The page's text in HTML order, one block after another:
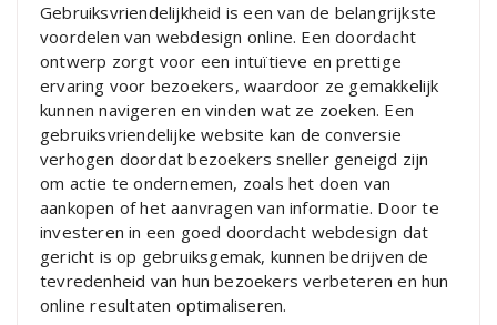
Gebruiksvriendelijkheid is een van de belangrijkste
voordelen van webdesign online. Een doordacht
ontwerp zorgt voor een intuïtieve en prettige
ervaring voor bezoekers, waardoor ze gemakkelijk
kunnen navigeren en vinden wat ze zoeken. Een
gebruiksvriendelijke website kan de conversie
verhogen doordat bezoekers sneller geneigd zijn
om actie te ondernemen, zoals het doen van
aankopen of het aanvragen van informatie. Door te
investeren in een goed doordacht webdesign dat
gericht is op gebruiksgemak, kunnen bedrijven de
tevredenheid van hun bezoekers verbeteren en hun
online resultaten optimaliseren.